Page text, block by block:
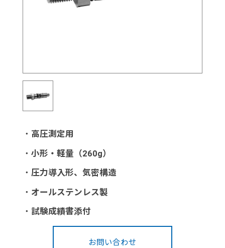
・ 高圧測定用
・ 小形・軽量（260g）
・ 圧力導入形、気密構造
・ オールステンレス製
・ 試験成績書添付
お問い合わせ